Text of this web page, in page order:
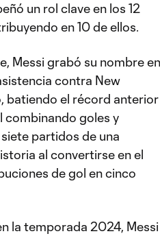
un rol clave en los 12
en 10 de ellos.
Messi grabó su nombre en
contra New
batiendo el récord anterior
combinando goles y
partidos de una
al convertirse en el
de gol en cinco
la temporada 2024, Messi